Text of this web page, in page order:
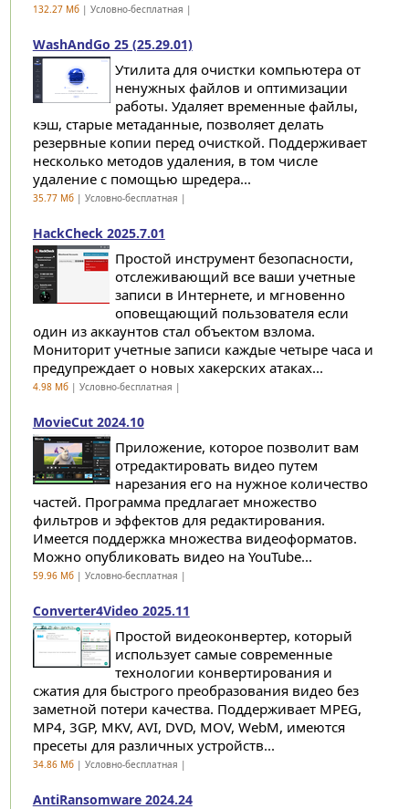
132.27 Мб| Условно-бесплатная |
WashAndGo 25 (25.29.01)
Утилита для очистки компьютера от
ненужных файлов и оптимизации
работы. Удаляет временные файлы,
кэш, старые метаданные, позволяет делать
резервные копии перед очисткой. Поддерживает
несколько методов удаления, в том числе
удаление с помощью шредера...
35.77 Мб| Условно-бесплатная |
HackCheck 2025.7.01
Простой инструмент безопасности,
отслеживающий все ваши учетные
записи в Интернете, и мгновенно
оповещающий пользователя если
один из аккаунтов стал объектом взлома.
Мониторит учетные записи каждые четыре часа и
предупреждает о новых хакерских атаках...
4.98 Мб| Условно-бесплатная |
MovieCut 2024.10
Приложение, которое позволит вам
отредактировать видео путем
нарезания его на нужное количество
частей. Программа предлагает множество
фильтров и эффектов для редактирования.
Имеется поддержка множества видеоформатов.
Можно опубликовать видео на YouTube...
59.96 Мб| Условно-бесплатная |
Converter4Video 2025.11
Простой видеоконвертер, который
использует самые современные
технологии конвертирования и
сжатия для быстрого преобразования видео без
заметной потери качества. Поддерживает MPEG,
MP4, 3GP, MKV, AVI, DVD, MOV, WebM, имеются
пресеты для различных устройств...
34.86 Мб| Условно-бесплатная |
AntiRansomware 2024.24